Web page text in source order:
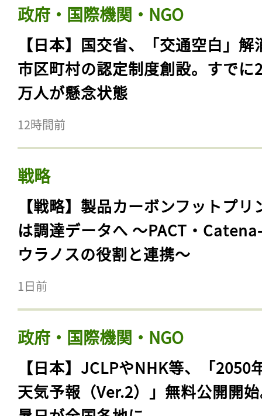
政府・国際機関・NGO
【日本】国交省、「交通空白」解
市区町村の認定制度創設。すでに
万人が懸念状態
12時間前
戦略
【戦略】製品カーボンフットプリ
は調達データへ 〜PACT・
ウラノスの役割と連携〜
1日前
政府・国際機関・NGO
【日本】JCLPやNHK等、「2050
天気予報（Ver.2）」無料公開開